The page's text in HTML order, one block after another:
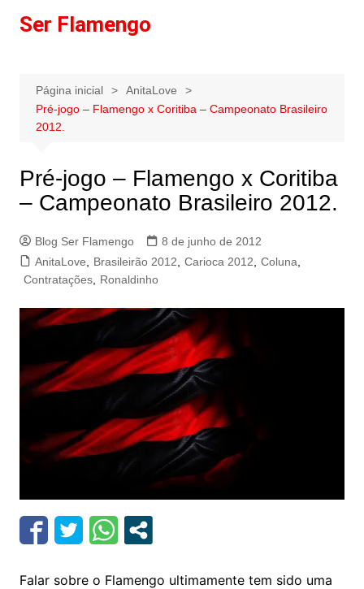
paraSer Flamengo
Página inicial
AnitaLove
Pré-jogo – Flamengo x Coritiba – Campeonato Brasileiro
2012.
Pré-jogo – Flamengo x Coritiba
– Campeonato Brasileiro 2012.
Blog Ser Flamengo
8 de junho de 2012
AnitaLove
Brasileirão 2012 Carioca 2012 Coluna
Contratações, Ronaldinho
Falar sobre o Flamengo ultimamente tem sido uma